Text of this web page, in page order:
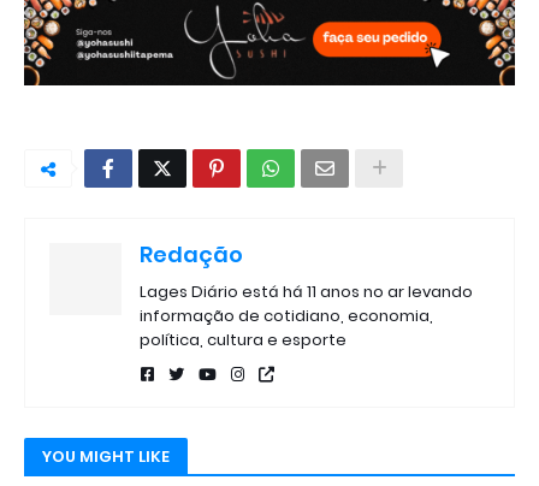
Redação
Lages Diário está há 11 anos no ar levando
informação de cotidiano, economia,
política, cultura e esporte
YOU MIGHT LIKE